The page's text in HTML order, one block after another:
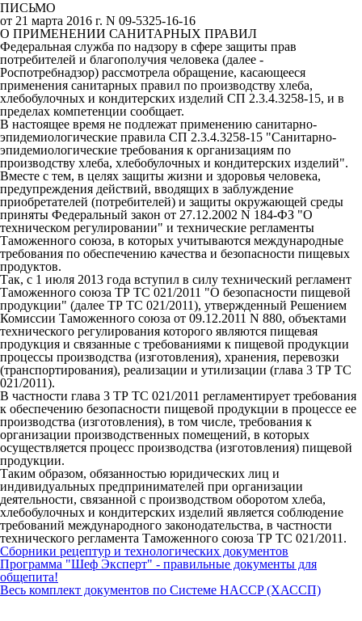
ПИСЬМО
от 21 марта 2016 г. N 09-5325-16-16
О ПРИМЕНЕНИИ САНИТАРНЫХ ПРАВИЛ
Федеральная служба по надзору в сфере защиты прав
потребителей и благополучия человека (далее -
Роспотребнадзор) рассмотрела обращение, касающееся
применения санитарных правил по производству хлеба,
хлебобулочных и кондитерских изделий СП 2.3.4.3258-15, и в
пределах компетенции сообщает.
В настоящее время не подлежат применению санитарно-
эпидемиологические правила СП 2.3.4.3258-15 "Санитарно-
эпидемиологические требования к организациям по
производству хлеба, хлебобулочных и кондитерских изделий".
Вместе с тем, в целях защиты жизни и здоровья человека,
предупреждения действий, вводящих в заблуждение
приобретателей (потребителей) и защиты окружающей среды
приняты Федеральный закон от 27.12.2002 N 184-ФЗ "О
техническом регулировании" и технические регламенты
Таможенного союза, в которых учитываются международные
требования по обеспечению качества и безопасности пищевых
продуктов.
Так, с 1 июля 2013 года вступил в силу технический регламент
Таможенного союза ТР ТС 021/2011 "О безопасности пищевой
продукции" (далее ТР ТС 021/2011), утвержденный Решением
Комиссии Таможенного союза от 09.12.2011 N 880, объектами
технического регулирования которого являются пищевая
продукция и связанные с требованиями к пищевой продукции
процессы производства (изготовления), хранения, перевозки
(транспортирования), реализации и утилизации (глава 3 ТР ТС
021/2011).
В частности глава 3 ТР ТС 021/2011 регламентирует требования
к обеспечению безопасности пищевой продукции в процессе ее
производства (изготовления), в том числе, требования к
организации производственных помещений, в которых
осуществляется процесс производства (изготовления) пищевой
продукции.
Таким образом, обязанностью юридических лиц и
индивидуальных предпринимателей при организации
деятельности, связанной с производством оборотом хлеба,
хлебобулочных и кондитерских изделий является соблюдение
требований международного законодательства, в частности
технического регламента Таможенного союза ТР ТС 021/2011.
Сборники рецептур и технологических документов
Программа "Шеф Эксперт" - правильные документы для
общепита!
Весь комплект документов по Системе HACCP (ХАССП)